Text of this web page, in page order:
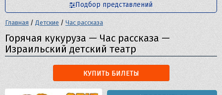
Подбор представлений
Главная / Детские / Час рассказа
Горячая кукуруза — Час рассказа —
Израильский детский театр
КУПИТЬ БИЛЕТЫ